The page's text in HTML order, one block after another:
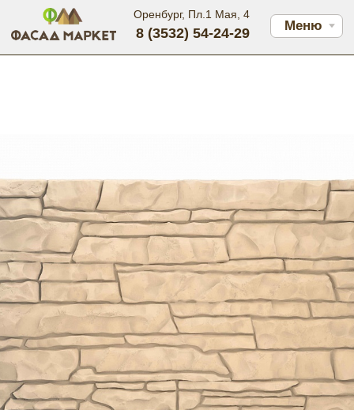
Меню
Оренбург, Пл.1 Мая, 4
8 (3532) 54-24-29